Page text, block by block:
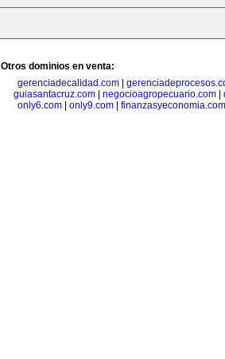
Otros dominios en venta:
gerenciadecalidad.com|
guiasantacruz.com
negocioagropecuario.com
only6.com| only9.com| finanzasyeconomia.com